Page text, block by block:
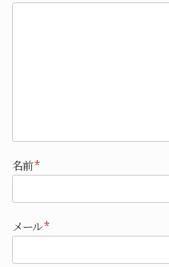
名前*
メール*